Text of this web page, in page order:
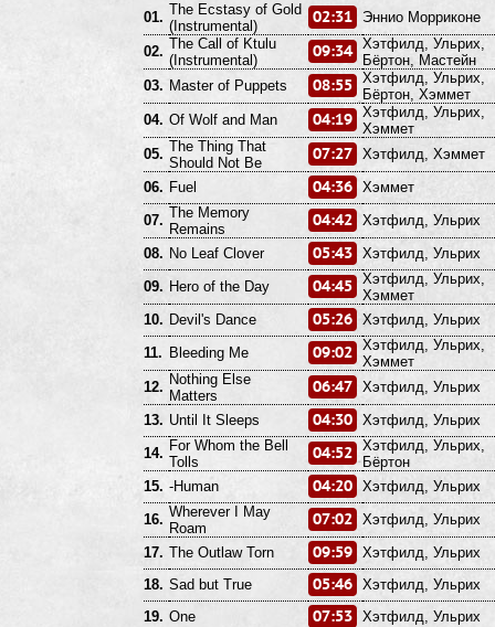
01. The Ecstasy of Gold
(Instrumental)
02:31 Эннио Морриконе
02. The Call of Ktulu
(Instrumental)
09:34 Хэтфилд, Ульрих,
Бёртон, Мастейн
03. Master of Puppets 08:55 Хэтфилд, Ульрих,
Бёртон, Хэммет
04. Of Wolf and Man 04:19 Хэтфилд, Ульрих,
Хэммет
05. The Thing That
Should Not Be
07:27 Хэтфилд, Хэммет
06. Fuel 04:36 Хэммет
07. The Memory
Remains
04:42 Хэтфилд, Ульрих
08. No Leaf Clover 05:43 Хэтфилд, Ульрих
09. Hero of the Day 04:45 Хэтфилд, Ульрих,
Хэммет
10. Devil's Dance 05:26 Хэтфилд, Ульрих
11. Bleeding Me 09:02 Хэтфилд, Ульрих,
Хэммет
12. Nothing Else
Matters
06:47 Хэтфилд, Ульрих
13. Until It Sleeps 04:30 Хэтфилд, Ульрих
14. For Whom the Bell
Tolls
04:52 Хэтфилд, Ульрих,
Бёртон
15. -Human 04:20 Хэтфилд, Ульрих
16. Wherever I May
Roam
07:02 Хэтфилд, Ульрих
17. The Outlaw Torn 09:59 Хэтфилд, Ульрих
18. Sad but True 05:46 Хэтфилд, Ульрих
19. One 07:53 Хэтфилд, Ульрих